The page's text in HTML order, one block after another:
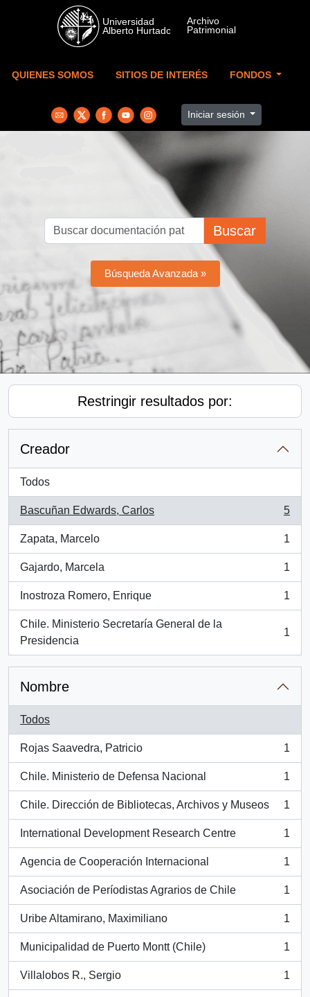
Skip to main content
QUIENES SOMOS SITIOS DE INTERÉS FONDOS
Iniciar sesión
Buscar
Búsqueda Avanzada »
Restringir resultados por:
Creador
Todos
Bascuñan Edwards, Carlos
, 5 resultados
5
Zapata, Marcelo
, 1 resultados
1
Gajardo, Marcela
, 1 resultados
1
Inostroza Romero, Enrique
, 1 resultados
1
Chile. Ministerio Secretaría General de la
Presidencia
, 1 resultados
1
Nombre
Todos
Rojas Saavedra, Patricio
, 1 resultados
1
Chile. Ministerio de Defensa Nacional
, 1 resultados
1
Chile. Dirección de Bibliotecas, Archivos y Museos
, 1 resultados
1
International Development Research Centre
, 1 resultados
1
Agencia de Cooperación Internacional
, 1 resultados
1
Asociación de Períodistas Agrarios de Chile
, 1 resultados
1
Uribe Altamirano, Maximiliano
, 1 resultados
1
Municipalidad de Puerto Montt (Chile)
, 1 resultados
1
Villalobos R., Sergio
, 1 resultados
1